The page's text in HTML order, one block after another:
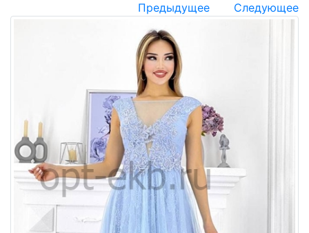
Предыдущее Следующее